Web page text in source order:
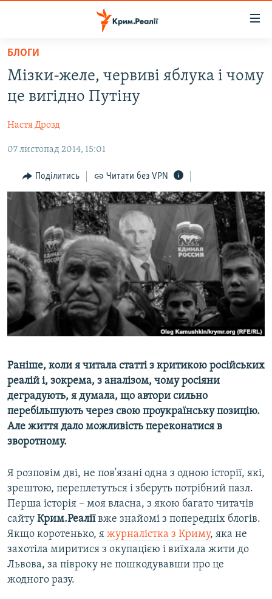
Перейти
основного
матеріалу
до
навігації
Перейти
пошуку
ПОЛІТИКА
БЛОГИ
ПОГЛЯД
ІНТЕРВ'Ю
ВСЕ ЗА ДЕНЬ
СПЕЦПРОЕКТИ
ДЕПОРТАЦІЯ
ВІДЕОУРОКИ «ELIFBE»
СВІДЧЕННЯ ОКУПАЦІЇ
УКРАЇНСЬКА ПРОБЛЕМА КРИМУ
ЯК ОБІЙТИ БЛОКУВАННЯ
Русский
Qırımtatar
Усі сайти RFE/RL
БЛОГИ
Мізки-желе, червиві яблука і чому
це вигідно Путіну
Настя Дрозд
07 листопад 2014, 15:01
Поділитись Читати без VPN
Раніше, коли я читала статті з критикою російських
реалій і, зокрема, з аналізом, чому росіяни
деградують, я думала, що автори сильно
перебільшують через свою проукраїнську позицію.
Але життя дало можливість переконатися в
зворотному.
Я розповім дві, не пов'язані одна з одною історії, які,
зрештою, переплетуться і зберуть потрібний пазл.
Перша історія – моя власна, з якою багато читачів
сайту Крим.Реаліївже знайомі з попередніх блогів.
Якщо коротенько, я журналістка з Криму, яка не
захотіла миритися з окупацією і виїхала жити до
Львова, за півроку не пошкодувавши про це
жодного разу.